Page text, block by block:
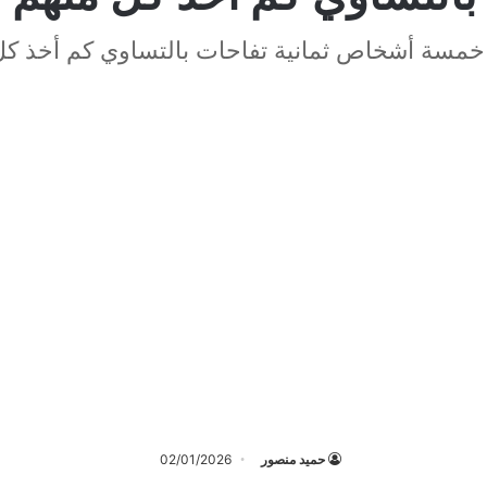
أشخاص ثمانية تفاحات بالتساوي كم أخذ
حميد منصور 02/01/2026